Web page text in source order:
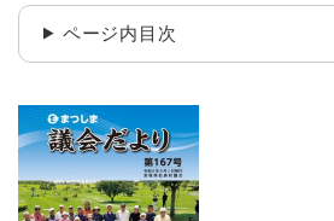
ページ内目次